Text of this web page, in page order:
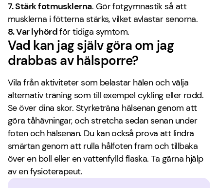
7. Stärk fotmusklerna. Gör fotgymnastik så att
musklerna i fötterna stärks, vilket avlastar senorna.
8. Var lyhördför tidiga symtom.
Vad kan jag själv göra om jag
drabbas av hälsporre?
Vila från aktiviteter som belastar hälen och välja
alternativ träning som till exempel cykling eller rodd.
Se över dina skor. Styrketräna hälsenan genom att
göra tåhävningar, och stretcha sedan senan under
foten och hälsenan. Du kan också prova att lindra
smärtan genom att rulla hålfoten fram och tillbaka
över en boll eller en vattenfylld flaska. Ta gärna hjälp
av en fysioterapeut.